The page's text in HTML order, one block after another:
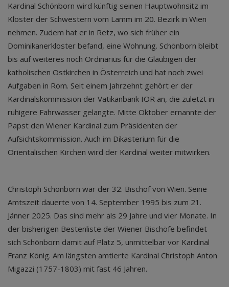
Kardinal Schönborn wird künftig seinen Hauptwohnsitz im
Kloster der Schwestern vom Lamm im 20. Bezirk in Wien
nehmen. Zudem hat er in Retz, wo sich früher ein
Dominikanerkloster befand, eine Wohnung. Schönborn bleibt
bis auf weiteres noch Ordinarius für die Gläubigen der
katholischen Ostkirchen in Österreich und hat noch zwei
Aufgaben in Rom. Seit einem Jahrzehnt gehört er der
Kardinalskommission der Vatikanbank IOR an, die zuletzt in
ruhigere Fahrwasser gelangte. Mitte Oktober ernannte der
Papst den Wiener Kardinal zum Präsidenten der
Aufsichtskommission. Auch im Dikasterium für die
Orientalischen Kirchen wird der Kardinal weiter mitwirken.
Christoph Schönborn war der 32. Bischof von Wien. Seine
Amtszeit dauerte von 14. September 1995 bis zum 21.
Jänner 2025. Das sind mehr als 29 Jahre und vier Monate. In
der bisherigen Bestenliste der Wiener Bischöfe befindet
sich Schönborn damit auf Platz 5, unmittelbar vor Kardinal
Franz König. Am längsten amtierte Kardinal Christoph Anton
Migazzi (1757-1803) mit fast 46 Jahren.